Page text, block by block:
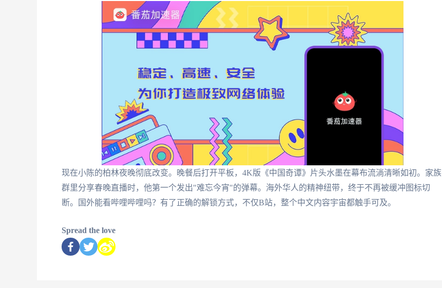
现在小陈的柏林夜晚彻底改变。晚餐后打开平板，4K版《中国奇谭》片头水墨在幕布流淌清晰如初。家族
群里分享春晚直播时，他第一个发出"难忘今宵"的弹幕。海外华人的精神纽带，终于不再被缓冲图标切
断。国外能看哔哩哔哩吗？有了正确的解锁方式，不仅B站，整个中文内容宇宙都触手可及。
Spread the love